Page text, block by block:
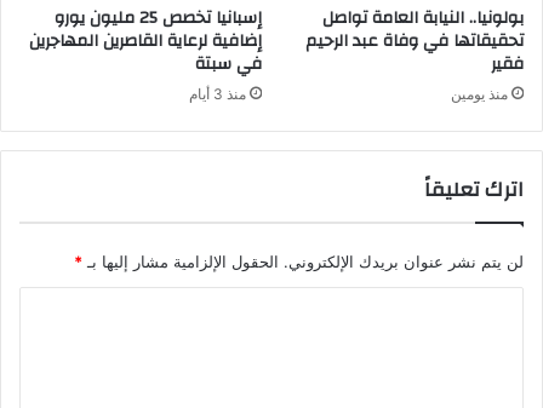
بولونيا.. النيابة العامة تواصل
تحقيقاتها في وفاة عبد الرحيم
فقير
منذ يومين
إسبانيا تخصص 25 مليون يورو
إضافية لرعاية القاصرين المهاجرين
في سبتة
منذ 3 أيام
اترك تعليقاً
لن يتم نشر عنوان بريدك الإلكتروني. الحقول الإلزامية مشار إليها بـ *